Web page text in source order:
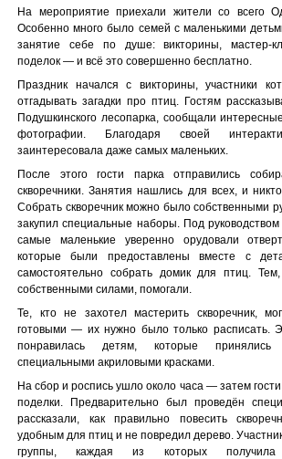
На мероприятие приехали жители со всего
Особенно много было семей с маленькими
занятие себе по душе: викторины, мастер-
поделок — и всё это совершенно бесплатно.
Праздник начался с викторины, участники
отгадывать загадки про птиц. Гостям
Подушкинского лесопарка, сообщали
фотографии. Благодаря своей
заинтересовала даже самых маленьких.
После этого гости парка отправились
скворечники. Занятия нашлись для всех, и
Собрать скворечник можно было собственными
закупил специальные наборы. Под
самые маленькие уверенно орудовали
которые были предоставлены вместе с
самостоятельно собрать домик для птиц.
собственными силами, помогали.
Те, кто не захотел мастерить скворечник,
готовыми — их нужно было только расписать.
понравилась детям, которые принялись
специальными акриловыми красками.
На сбор и роспись ушло около часа — затем
поделки. Предварительно был проведён
рассказали, как правильно повесить
удобным для птиц и не повредил дерево.
группы, каждая из которых получила